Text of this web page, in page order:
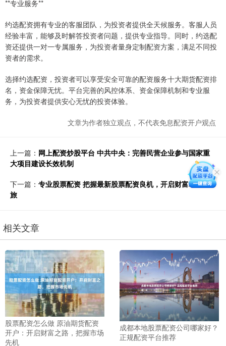
**专业服务**
约选配资拥有专业的客服团队，为投资者提供全天候服务。客服人员
经验丰富，能够及时解答投资者问题，提供专业指导。同时，约选配
资还提供一对一专属服务，为投资者量身定制配资方案，满足不同投
资者的需求。
选择约选配资，投资者可以享受安全可靠的配资服务十大期货配资排
名，资金保障无忧。平台完善的风控体系、资金保障机制和专业服
务，为投资者提供安心无忧的投资体验。
文章为作者独立观点，不代表免息配资开户观点
上一篇： 网上配资炒股平台 中共中央：完善民营企业参与国家重
大项目建设长效机制
下一篇： 专业股票配资 把握最新股票配资良机，开启财富增值之
旅
相关文章
股票配资怎么做 原油期货配资
开户：开启财富之路，把握市场
先机
成都本地股票配资公司哪家好？
正规配资平台推荐